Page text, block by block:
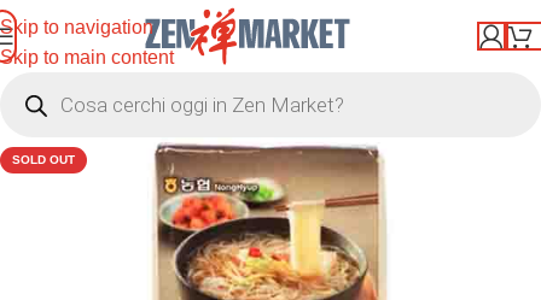
Skip to navigation
Skip to main content
SOLD OUT